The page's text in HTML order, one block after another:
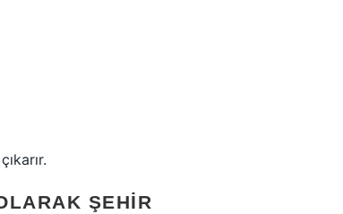
ŞEHIR